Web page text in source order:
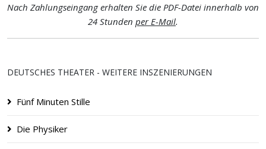
Nach Zahlungseingang erhalten Sie die PDF-Datei innerhalb von
24 Stunden per E-Mail.
DEUTSCHES THEATER - WEITERE INSZENIERUNGEN
Fünf Minuten Stille
Die Physiker